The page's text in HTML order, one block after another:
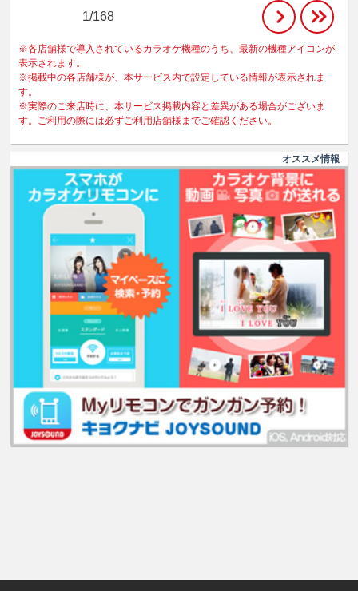
1/168
※各店舗様で導入されているカラオケ機種のうち、最新の機種アイコンが
表示されます。
※掲載中の各店舗様が、本サービス内で設定している情報が表示されま
す。
※実際のご来店時に、本サービス掲載内容と差異がある場合がございま
す。ご利用の際には必ずご利用店舗様までご確認ください。
オススメ情報